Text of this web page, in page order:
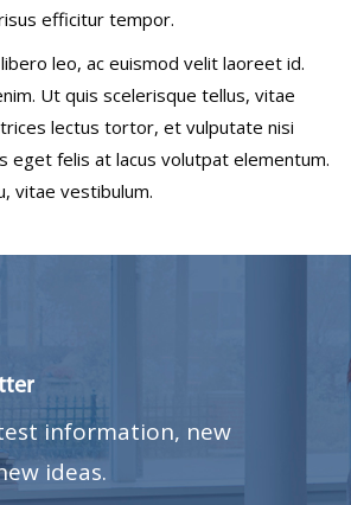
efficitur tempor.
leo, ac euismod velit laoreet id.
Ut quis scelerisque tellus, vitae
lectus tortor, et vulputate nisi
eget felis at lacus volutpat elementum.
vitae vestibulum.
information, new
ideas.